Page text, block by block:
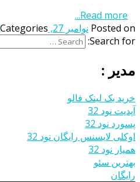
Read more...
Posted on نوامبر 27, 2016 Categories
Search for:
مدیر :
خرید بک لینک فالو
آپدیت نود 32
پسورد نود 32
اوکلی لایسنس رایگان نود 32
همیار نود 32
بهترین سئو
رایگان